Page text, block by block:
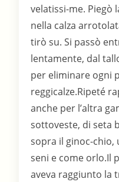
velatissi-me. Piegò
nella calza
tirò su. Si passò
lentamente, dal
per eliminare ogni
reggicalze.Ripeté
anche per l’altra
sottoveste, di seta
sopra il ginoc-
seni e come orlo.Il
aveva raggiunto la